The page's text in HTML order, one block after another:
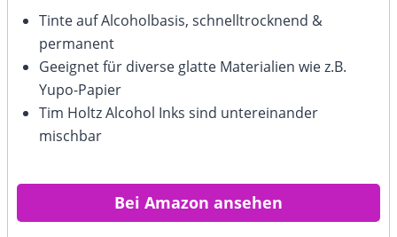
Tinte auf Alcoholbasis, schnelltrocknend &
permanent
Geeignet für diverse glatte Materialien wie z.B.
Yupo-Papier
Tim Holtz Alcohol Inks sind untereinander
mischbar
Bei Amazon ansehen